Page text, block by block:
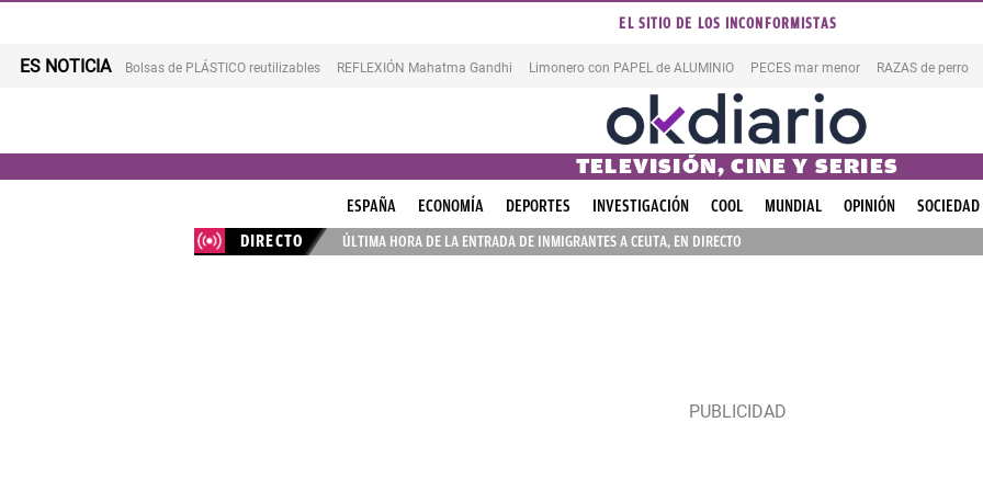
EL SITIO DE LOS INCONFORMISTAS
ES NOTICIA Bolsas de PLÁSTICO reutilizables REFLEXIÓN Mahatma Gandhi Limonero con PAPEL de ALUMINIO PECES mar menor RAZAS de perro
TELEVISIÓN, CINE Y SERIES
ESPAÑA ECONOMÍA DEPORTES INVESTIGACIÓN COOL MUNDIAL OPINIÓN SOCIEDAD
DIRECTO
ÚLTIMA HORA DE LA ENTRADA DE INMIGRANTES A CEUTA, EN DIRECTO